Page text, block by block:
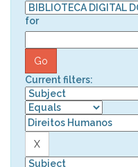
for
Current filters: